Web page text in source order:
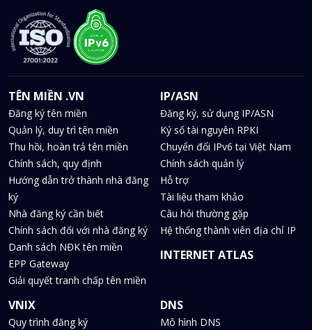
TÊN MIỀN .VN
Đăng ký tên miền
Quản lý, duy trì tên miền
Thu hồi, hoàn trả tên miền
Chính sách, quy định
Hướng dẫn trở thành nhà đăng
ký
Nhà đăng ký cần biết
Chính sách đối với nhà đăng ký
Danh sách NĐK tên miền
EPP Gateway
Giải quyết tranh chấp tên miền
IP/ASN
Đăng ký, sử dụng IP/ASN
Ký số tài nguyên RPKI
Chuyển đổi IPv6 tại Việt Nam
Chính sách quản lý
Hỗ trợ
Tài liệu tham khảo
Câu hỏi thường gặp
Hệ thống thành viên địa chỉ IP
INTERNET ATLAS
VNIX
Quy trình đăng ký
DNS
Mô hình DNS